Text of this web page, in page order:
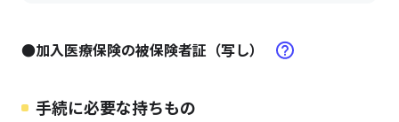
●加入医療保険の被保険者証（写し）
手続に必要な持ちもの